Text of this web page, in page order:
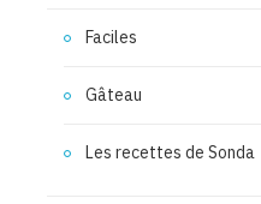
Faciles
Gâteau
Les recettes de Sonda